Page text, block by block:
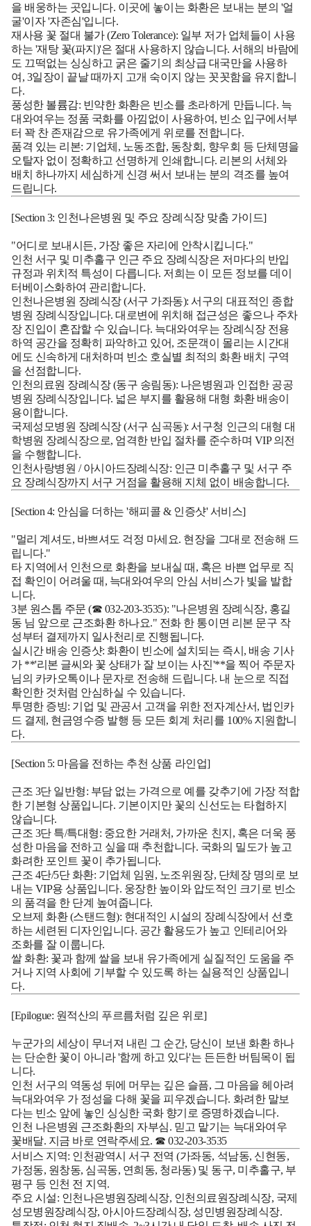
을 배웅하는 곳입니다. 이곳에 놓이는 화환은 보내는 분의 '얼
굴'이자 '자존심'입니다.
재사용 꽃 절대 불가 (Zero Tolerance): 일부 저가 업체들이 사용
하는 '재탕 꽃(파지)'은 절대 사용하지 않습니다. 서해의 바람에
도 끄떡없는 싱싱하고 굵은 줄기의 최상급 대국만을 사용하
여, 3일장이 끝날 때까지 고개 숙이지 않는 꼿꼿함을 유지합니
다.
풍성한 볼륨감: 빈약한 화환은 빈소를 초라하게 만듭니다. 늑
대와여우는 정품 국화를 아낌없이 사용하여, 빈소 입구에서부
터 꽉 찬 존재감으로 유가족에게 위로를 전합니다.
품격 있는 리본: 기업체, 노동조합, 동창회, 향우회 등 단체명을
오탈자 없이 정확하고 선명하게 인쇄합니다. 리본의 서체와
배치 하나까지 세심하게 신경 써서 보내는 분의 격조를 높여
드립니다.
[Section 3: 인천나은병원 및 주요 장례식장 맞춤 가이드]
"어디로 보내시든, 가장 좋은 자리에 안착시킵니다."
인천 서구 및 미추홀구 인근 주요 장례식장은 저마다의 반입
규정과 위치적 특성이 다릅니다. 저희는 이 모든 정보를 데이
터베이스화하여 관리합니다.
인천나은병원 장례식장 (서구 가좌동):서구의 대표적인 종합
병원 장례식장입니다. 대로변에 위치해 접근성은 좋으나 주차
장 진입이 혼잡할 수 있습니다. 늑대와여우는 장례식장 전용
하역 공간을 정확히 파악하고 있어, 조문객이 몰리는 시간대
에도 신속하게 대처하며 빈소 호실별 최적의 화환 배치 구역
을 선점합니다.
인천의료원 장례식장 (동구 송림동): 나은병원과 인접한 공공
병원 장례식장입니다. 넓은 부지를 활용해 대형 화환 배송이
용이합니다.
국제성모병원 장례식장 (서구 심곡동):서구청 인근의 대형 대
학병원 장례식장으로, 엄격한 반입 절차를 준수하며 VIP 의전
을 수행합니다.
인천사랑병원 / 아시아드장례식장: 인근 미추홀구 및 서구 주
요 장례식장까지 서구 거점을 활용해 지체 없이 배송합니다.
[Section 4: 안심을 더하는 '해피콜 & 인증샷' 서비스]
"멀리 계셔도, 바쁘셔도 걱정 마세요. 현장을 그대로 전송해 드
립니다."
타 지역에서 인천으로 화환을 보내실 때, 혹은 바쁜 업무로 직
접 확인이 어려울 때, 늑대와여우의 안심 서비스가 빛을 발합
니다.
3분 원스톱 주문 (☎ 032-203-3535): "나은병원 장례식장, 홍길
동 님 앞으로 근조화환 하나요." 전화 한 통이면 리본 문구 작
성부터 결제까지 일사천리로 진행됩니다.
실시간 배송 인증샷: 화환이 빈소에 설치되는 즉시, 배송 기사
가 **'리본 글씨와 꽃 상태가 잘 보이는 사진'**을 찍어 주문자
님의 카카오톡이나 문자로 전송해 드립니다. 내 눈으로 직접
확인한 것처럼 안심하실 수 있습니다.
투명한 증빙: 기업 및 관공서 고객을 위한 전자계산서, 법인카
드 결제, 현금영수증 발행 등 모든 회계 처리를 100% 지원합니
다.
[Section 5: 마음을 전하는 추천 상품 라인업]
근조 3단 일반형: 부담 없는 가격으로 예를 갖추기에 가장 적합
한 기본형 상품입니다. 기본이지만 꽃의 신선도는 타협하지
않습니다.
근조 3단 특/특대형: 중요한 거래처, 가까운 친지, 혹은 더욱 풍
성한 마음을 전하고 싶을 때 추천합니다. 국화의 밀도가 높고
화려한 포인트 꽃이 추가됩니다.
근조 4단/5단 화환: 기업체 임원, 노조위원장, 단체장 명의로 보
내는 VIP용 상품입니다. 웅장한 높이와 압도적인 크기로 빈소
의 품격을 한 단계 높여줍니다.
오브제 화환 (스탠드형): 현대적인 시설의 장례식장에서 선호
하는 세련된 디자인입니다. 공간 활용도가 높고 인테리어와
조화를 잘 이룹니다.
쌀 화환: 꽃과 함께 쌀을 보내 유가족에게 실질적인 도움을 주
거나 지역 사회에 기부할 수 있도록 하는 실용적인 상품입니
다.
[Epilogue: 원적산의 푸르름처럼 깊은 위로]
누군가의 세상이 무너져 내린 그 순간, 당신이 보낸 화환 하나
는 단순한 꽃이 아니라 '함께 하고 있다'는 든든한 버팀목이 됩
니다.
인천 서구의 역동성 뒤에 머무는 깊은 슬픔, 그 마음을 헤아려
늑대와여우 가 정성을 다해 꽃을 피우겠습니다. 화려한 말보
다는 빈소 앞에 놓인 싱싱한 국화 향기로 증명하겠습니다.
인천 나은병원 근조화환의 자부심. 믿고 맡기는 늑대와여우
꽃배달. 지금 바로 연락주세요. ☎ 032-203-3535
서비스 지역: 인천광역시 서구 전역 (가좌동, 석남동, 신현동,
가정동, 원창동, 심곡동, 연희동, 청라동) 및 동구, 미추홀구, 부
평구 등 인천 전 지역.
주요 시설: 인천나은병원장례식장, 인천의료원장례식장, 국제
성모병원장례식장, 아시아드장례식장, 성민병원장례식장.